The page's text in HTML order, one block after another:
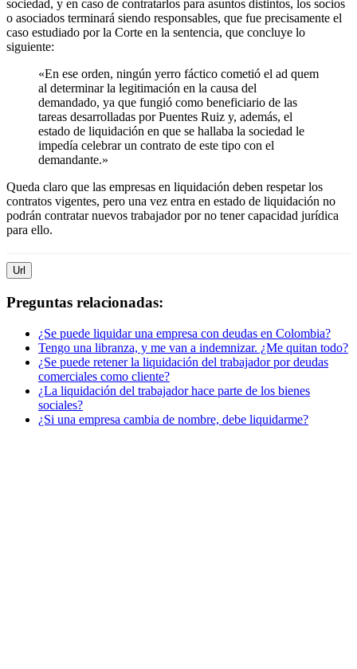
sociedad, y en caso de contratarlos para asuntos distintos, los socios
o asociados terminará siendo responsables, que fue precisamente el
caso estudiado por la Corte en la sentencia, que concluye lo
siguiente:
«En ese orden, ningún yerro fáctico cometió el ad quem
al determinar la legitimación en la causa del
demandado, ya que fungió como beneficiario de las
tareas desarrolladas por Puentes Ruiz y, además, el
estado de liquidación en que se hallaba la sociedad le
impedía celebrar un contrato de este tipo con el
demandante.»
Queda claro que las empresas en liquidación deben respetar los
contratos vigentes, pero una vez entra en estado de liquidación no
podrán contratar nuevos trabajador por no tener capacidad jurídica
para ello.
Url
Preguntas relacionadas:
¿Se puede liquidar una empresa con deudas en Colombia?
Tengo una libranza, y me van a indemnizar. ¿Me quitan todo?
¿Se puede retener la liquidación del trabajador por deudas
comerciales como cliente?
¿La liquidación del trabajador hace parte de los bienes
sociales?
¿Si una empresa cambia de nombre, debe liquidarme?